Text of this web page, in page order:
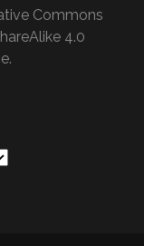
Commons
4.0
.